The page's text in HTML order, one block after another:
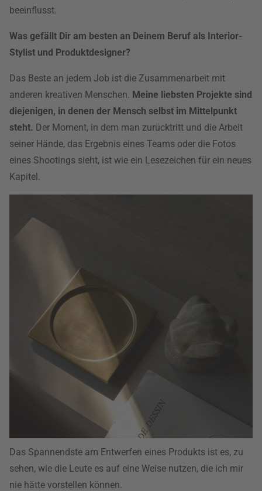
beeinflusst.
Was gefällt Dir am besten an Deinem Beruf als Interior-
Stylist und Produktdesigner?
Das Beste an jedem Job ist die Zusammenarbeit mit
anderen kreativen Menschen. Meine liebsten Projekte sind
diejenigen, in denen der Mensch selbst im Mittelpunkt
steht. Der Moment, in dem man zurücktritt und die Arbeit
seiner Hände, das Ergebnis eines Teams oder die Fotos
eines Shootings sieht, ist wie ein Lesezeichen für ein neues
Kapitel.
Das Spannendste am Entwerfen eines Produkts ist es, zu
sehen, wie die Leute es auf eine Weise nutzen, die ich mir
nie hätte vorstellen können.